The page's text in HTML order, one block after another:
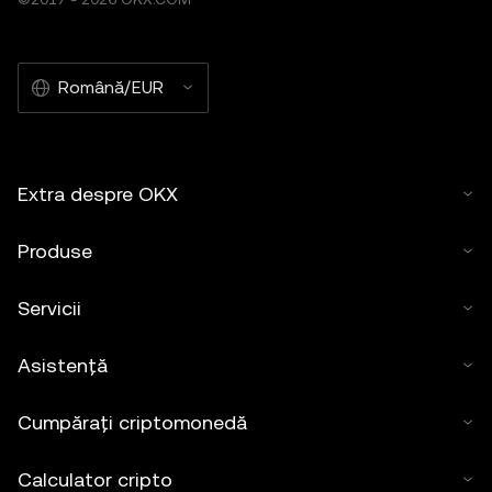
Română/EUR
Extra despre OKX
Produse
Servicii
Asistență
Cumpărați criptomonedă
Calculator cripto